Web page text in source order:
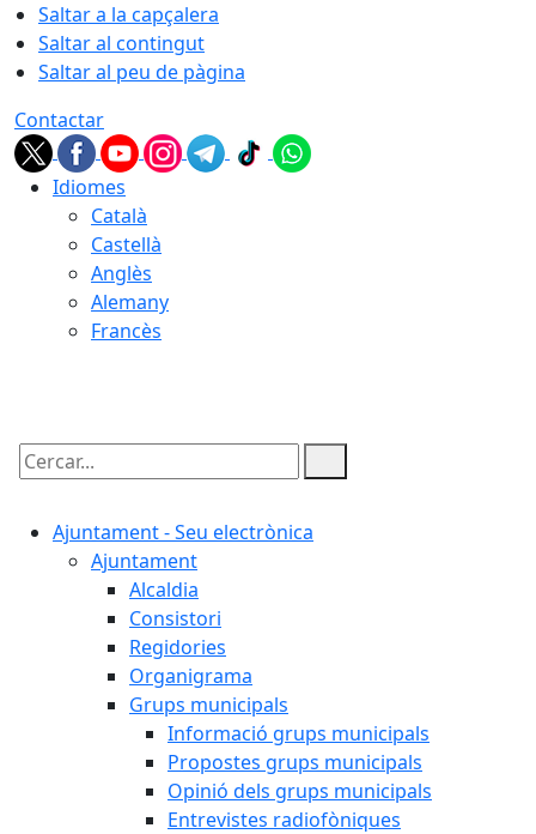
Saltar a la capçalera
Saltar al contingut
Saltar al peu de pàgina
Contactar
Idiomes
Català
Castellà
Anglès
Alemany
Francès
Cercar:
Ajuntament - Seu electrònica
Ajuntament
Alcaldia
Consistori
Regidories
Organigrama
Grups municipals
Informació grups municipals
Propostes grups municipals
Opinió dels grups municipals
Entrevistes radiofòniques